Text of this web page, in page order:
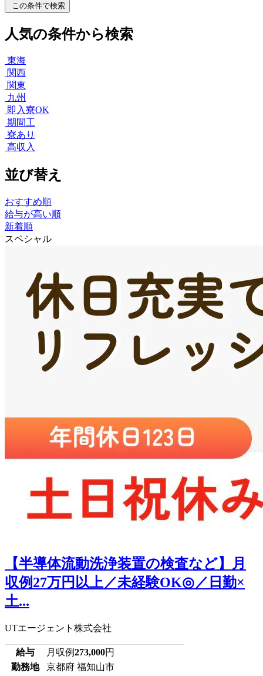
この条件で検索
人気の条件から検索
東海
関西
関東
九州
即入寮OK
期間工
寮あり
高収入
並び替え
おすすめ順
給与が高い順
新着順
スペシャル
【半導体流動洗浄装置の検査など】月
収例27万円以上／未経験OK◎／日勤×
土...
UTエージェント株式会社
給与 月収例273,000円
勤務地
京都府 福知山市